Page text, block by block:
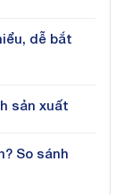
dễ bắt
sản xuất
So sánh